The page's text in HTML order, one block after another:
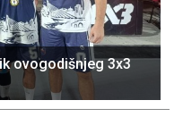
ovogodišnjeg 3x3